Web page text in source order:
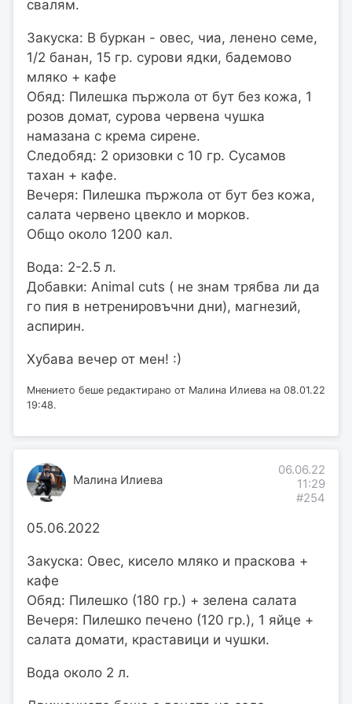
свалям.
Закуска: В буркан - овес, чиа, ленено семе,
1/2 банан, 15 гр. сурови ядки, бадемово
мляко + кафе
Обяд: Пилешка пържола от бут без кожа, 1
розов домат, сурова червена чушка
намазана с крема сирене.
Следобяд: 2 оризовки с 10 гр. Сусамов
тахан + кафе.
Вечеря: Пилешка пържола от бут без кожа,
салата червено цвекло и морков.
Общо около 1200 кал.
Вода: 2-2.5 л.
Добавки: Animal cuts ( не знам трябва ли да
го пия в нетренировъчни дни), магнезий,
аспирин.
Хубава вечер от мен! :)
Мнението беше редактирано от Малина Илиева на 08.01.22
19:48.
Малина Илиева
06.06.22
11:29
#254
05.06.2022
Закуска: Овес, кисело мляко и праскова +
кафе
Обяд: Пилешко (180 гр.) + зелена салата
Вечеря: Пилешко печено (120 гр.), 1 яйце +
салата домати, краставици и чушки.
Вода около 2 л.